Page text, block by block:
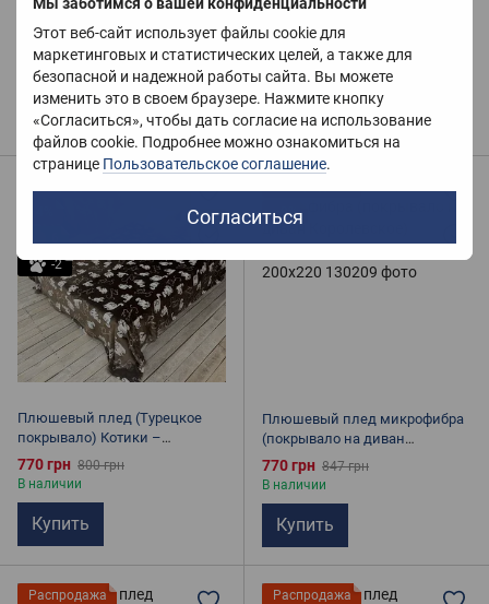
Этот веб-сайт использует файлы cookie для
маркетинговых и статистических целей, а также для
безопасной и надежной работы сайта. Вы можете
изменить это в своем браузере. Нажмите кнопку
«Согласиться», чтобы дать согласие на использование
файлов cookie. Подробнее можно ознакомиться на
странице Пользовательское соглашение.
Согласиться
Плюшевый плед микрофибра
(покрывало на диван
Королевское) Звездное небо
770 грн 850 грн
В наличии
Купить
Плюшевый плед (Турецкое
покрывало) Лео –
Микрофибра, Размер: Евро,
полуторный, серый
770 грн
850 грн
В наличии
Купить
-2
Плюшевый плед (Турецкое
покрывало) Котики –
Микрофибра, Размер: Евро,
полуторный, коричневый
770 грн 800 грн
В наличии
Купить
−9%
Плюшевый плед микрофибра
(покрывало на диван
Королевское) Полоска
Лавандовый 200х220
770 грн 847 грн
В наличии
Купить
Распродажа
Распродажа